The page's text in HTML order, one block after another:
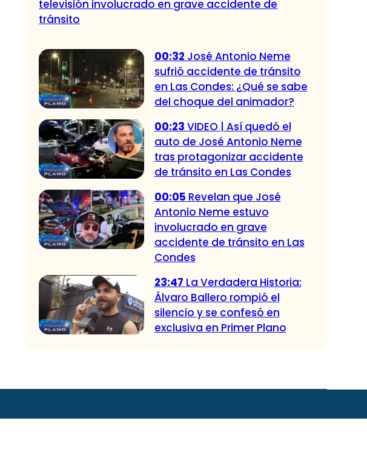
televisión involucrado en grave accidente de
tránsito
00:32 José Antonio Neme
sufrió accidente de tránsito
en Las Condes: ¿Qué se sabe
del choque del animador?
00:23 VIDEO | Así quedó el
auto de José Antonio Neme
tras protagonizar accidente
de tránsito en Las Condes
00:05 Revelan que José
Antonio Neme estuvo
involucrado en grave
accidente de tránsito en Las
Condes
23:47 La Verdadera Historia:
Álvaro Ballero rompió el
silencio y se confesó en
exclusiva en Primer Plano